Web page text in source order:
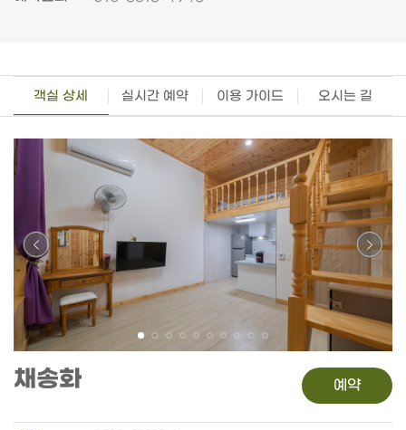
객실 상세 실시간 예약 이용 가이드 오시는 길
채송화 예약